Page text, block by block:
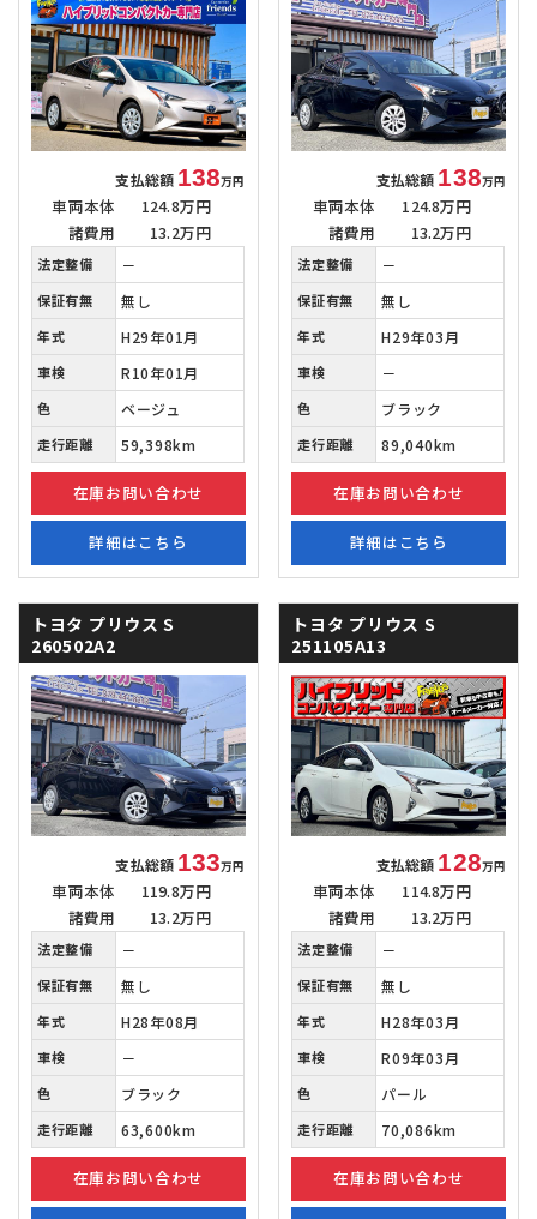
支払総額 138万円
車両本体
124.8万円
諸費用
13.2万円
法定整備 －
保証有無 無し
年式 H29年01月
車検 R10年01月
色 ベージュ
走行距離 59,398km
在庫お問い合わせ
詳細はこちら
支払総額 138万円
車両本体
124.8万円
諸費用
13.2万円
法定整備 －
保証有無 無し
年式 H29年03月
車検 －
色 ブラック
走行距離 89,040km
在庫お問い合わせ
詳細はこちら
トヨタ プリウス S
260502A2
支払総額 133万円
車両本体
119.8万円
諸費用
13.2万円
法定整備 －
保証有無 無し
年式 H28年08月
車検 －
色 ブラック
走行距離 63,600km
在庫お問い合わせ
トヨタ プリウス S
251105A13
支払総額 128万円
車両本体
114.8万円
諸費用
13.2万円
法定整備 －
保証有無 無し
年式 H28年03月
車検 R09年03月
色 パール
走行距離 70,086km
在庫お問い合わせ